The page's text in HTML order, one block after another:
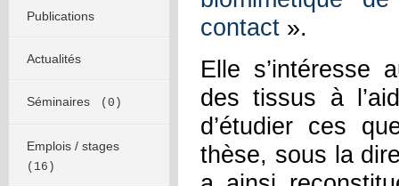
Publications
Actualités
Séminaires (0)
Emplois / stages
(16)
contact ».
Elle s’intéresse
des tissus à
d’étudier ces
thèse, sous la